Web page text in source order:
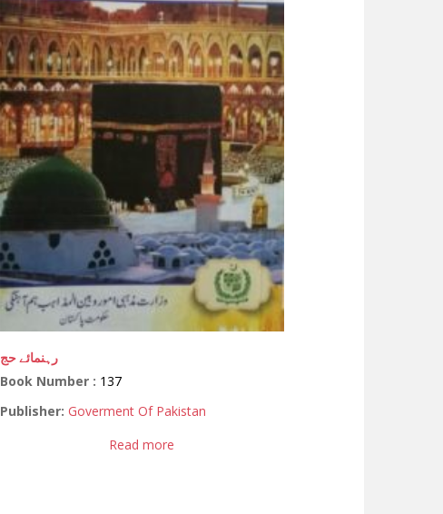
رہنمائے حج
Book Number : 137
Publisher: Goverment Of Pakistan
Read more